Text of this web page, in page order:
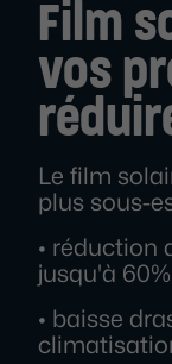
Film
vos
Le film
plus sous-
• réduction
jusqu'à
• baisse